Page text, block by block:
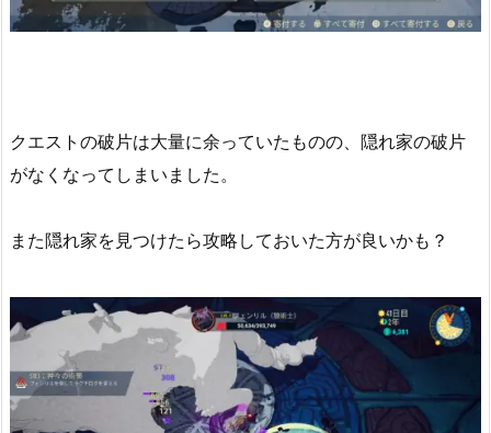
クエストの破片は大量に余っていたものの、隠れ家の破片
がなくなってしまいました。
また隠れ家を見つけたら攻略しておいた方が良いかも？